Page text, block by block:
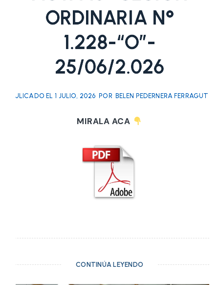
ORDINARIA N°
1.228-“O”-
25/06/2.026
PULICADO EL 1 JULIO, 2026 POR BELEN PEDERNERA FERRAGUT
MIRALA ACA
CONTINÚA LEYENDO